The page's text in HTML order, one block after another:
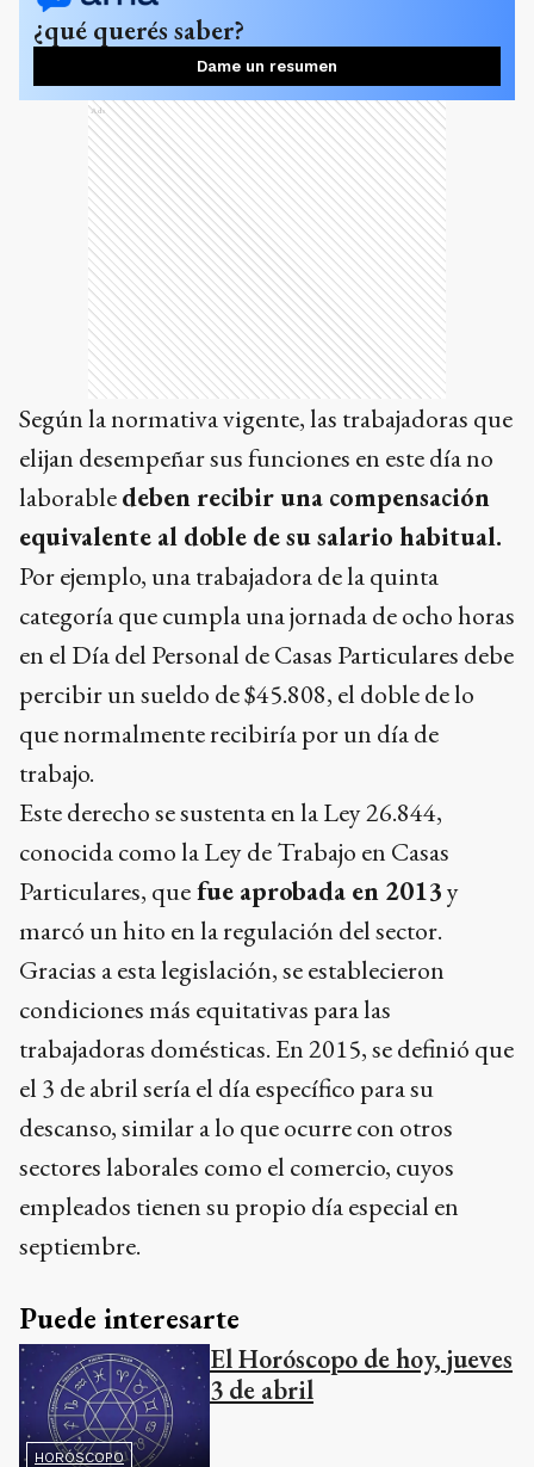
¿qué querés saber?
Dame un resumen
Ads
Según la normativa vigente, las trabajadoras que
elijan desempeñar sus funciones en este día no
laborabledeben recibir una compensación
equivalente al doble de su salario habitual.
Por ejemplo, una trabajadora de la quinta
categoría que cumpla una jornada de ocho horas
en el Día del Personal de Casas Particulares debe
percibir un sueldo de $45.808, el doble de lo
que normalmente recibiría por un día de
trabajo.
Este derecho se sustenta en la Ley 26.844,
conocida como la Ley de Trabajo en Casas
Particulares, quefue aprobada en 2013y
marcó un hito en la regulación del sector.
Gracias a esta legislación, se establecieron
condiciones más equitativas para las
trabajadoras domésticas. En 2015, se definió que
el 3 de abril sería el día específico para su
descanso, similar a lo que ocurre con otros
sectores laborales como el comercio, cuyos
empleados tienen su propio día especial en
septiembre.
Puede interesarte
HORÓSCOPO
El Horóscopo de hoy, jueves
3 de abril